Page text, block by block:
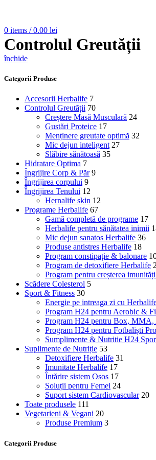
0 items / 0.00 lei
Controlul Greutății
închide
Categorii Produse
Accesorii Herbalife 7
Controlul Greutății 70
Creștere Masă Musculară 24
Gustări Proteice 17
Menținere greutate optimă 32
Mic dejun inteligent 27
Slăbire sănătoasă 35
Hidratare Optima 7
Îngrijire Corp & Păr 9
Îngrijirea corpului 9
Îngrijirea Tenului 12
Hernalife skin 12
Programe Herbalife 67
Gamă completă de programe 17
Herbalife pentru sănătatea inimii
Mic dejun sanatos Herbalife 36
Produse antistres Herbalife 18
Program constipație & balonare
Program de detoxifiere Herbalife
Program pentru creșterea
Scădere Colesterol 5
Sport & Fitness 30
Energie pe intreaga zi cu
Program H24 pentru Aerobic &
Program H24 pentru Box, MMA,
Program H24 pentru Fotbaliști
Sumplimente & Nutritie H24
Suplimente de Nutriție 53
Detoxifiere Herbalife 31
Imunitate Herbalife 17
Întărire sistem Osos 17
Soluții pentru Femei 24
Suport sistem Cardiovascular 20
Toate produsele 111
Vegetarieni & Vegani 20
Produse Premium 3
Categorii Produse